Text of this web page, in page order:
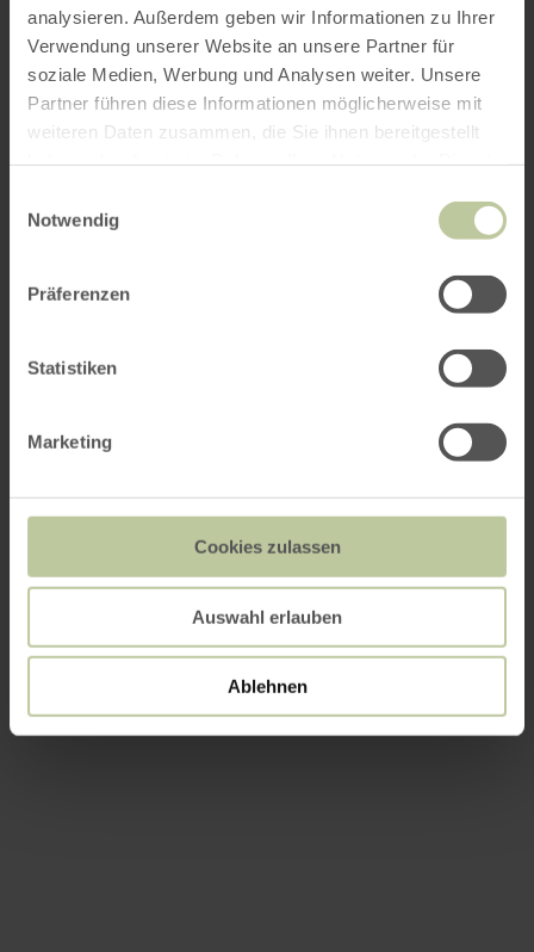
analysieren. Außerdem geben wir Informationen zu Ihrer
Verwendung unserer Website an unsere Partner für
soziale Medien, Werbung und Analysen weiter. Unsere
Partner führen diese Informationen möglicherweise mit
weiteren Daten zusammen, die Sie ihnen bereitgestellt
Notwendig
Präferenzen
Statistiken
Marketing
Cookies zulassen
Auswahl erlauben
Ablehnen